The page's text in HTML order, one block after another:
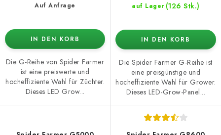
Auf Anfrage
IN DEN KORB
Die G-Reihe von Spider Farmer
ist eine preiswerte und
hocheffiziente Wahl für Züchter.
Dieses LED Grow...
auf Lager (126 Stk.)
IN DEN KORB
Die Spider Farmer G-Reihe ist
eine preisgünstige und
hocheffiziente Wahl für Grower.
Dieses LED-Grow-Panel...